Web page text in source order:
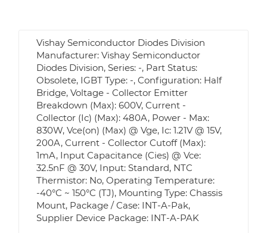
Vishay Semiconductor Diodes Division
Manufacturer: Vishay Semiconductor
Diodes Division, Series: -, Part Status:
Obsolete, IGBT Type: -, Configuration: Half
Bridge, Voltage - Collector Emitter
Breakdown (Max): 600V, Current -
Collector (Ic) (Max): 480A, Power - Max:
830W, Vce(on) (Max) @ Vge, Ic: 1.21V @ 15V,
200A, Current - Collector Cutoff (Max):
1mA, Input Capacitance (Cies) @ Vce:
32.5nF @ 30V, Input: Standard, NTC
Thermistor: No, Operating Temperature:
-40°C ~ 150°C (TJ), Mounting Type: Chassis
Mount, Package / Case: INT-A-Pak,
Supplier Device Package: INT-A-PAK